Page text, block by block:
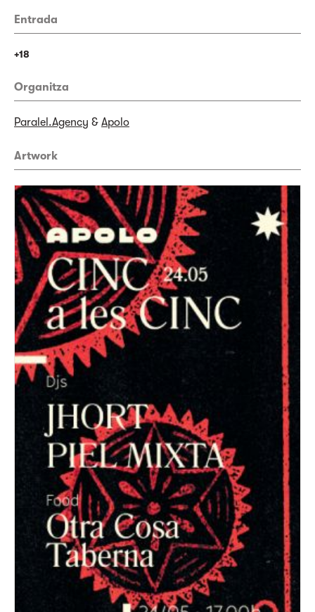
Entrada
+18
Organitza
Paralel.Agency & Apolo
Artwork